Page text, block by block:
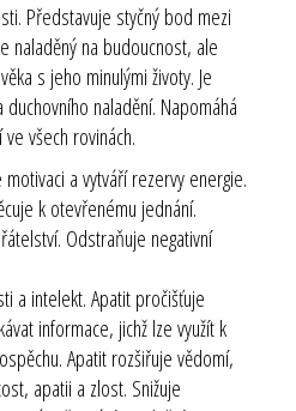
Představuje styčný bod mezi
naladěný na budoucnost, ale
s jeho minulými životy. Je
naladění. Napomáhá
všech rovinách.
motivaci a vytváří rezervy energie.
k otevřenému jednání.
Odstraňuje negativní
a intelekt. Apatit pročišťuje
informace, jichž lze využít k
Apatit rozšiřuje vědomí,
apatii a zlost. Snižuje